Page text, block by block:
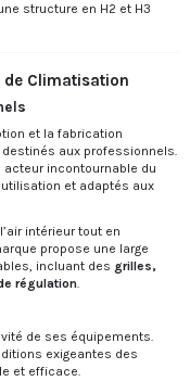
structure en H2 et H3
de Climatisation
et la fabrication
aux professionnels.
acteur incontournable du
et adaptés aux
intérieur tout en
propose une large
incluant des grilles,
régulation.
de ses équipements.
exigeantes des
et efficace.